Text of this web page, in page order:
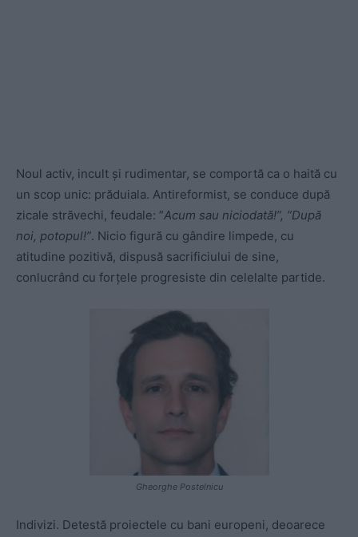
Noul activ, incult și rudimentar, se comportă ca o haită cu
un scop unic: prăduiala. Antireformist, se conduce după
zicale străvechi, feudale: ”Acum sau niciodată!”, ”După
noi, potopul!”. Nicio figură cu gândire limpede, cu
atitudine pozitivă, dispusă sacrificiului de sine,
conlucrând cu forțele progresiste din celelalte partide.
Gheorghe Postelnicu
Indivizi. Detestă proiectele cu bani europeni, deoarece